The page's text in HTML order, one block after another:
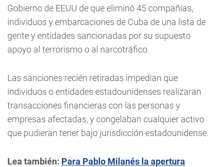
Gobierno de EEUU de que eliminó 45 compañías,
individuos y embarcaciones de Cuba de una lista de
gente y entidades sancionadas por su supuesto
apoyo al terrorismo o al narcotráfico.
Las sanciones recién retiradas impedían que
individuos o entidades estadounidenses realizaran
transacciones financieras con las personas y
empresas afectadas, y congelaban cualquier activo
que pudieran tener bajo jurisdicción estadounidense.
Lea también: Para Pablo Milanés la apertura